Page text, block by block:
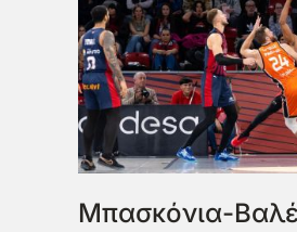
Μπασκόνια-